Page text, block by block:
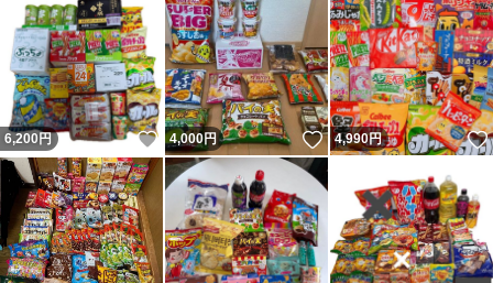
6,200 円 いいね！
4,000円 いいね！
4,990円